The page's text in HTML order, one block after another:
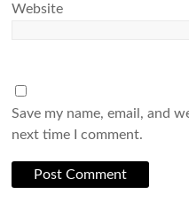
Website
Save my name, email, and
next time I comment.